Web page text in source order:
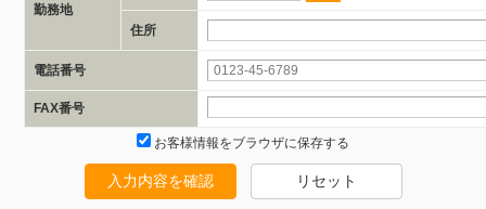
勤務地
住所
電話番号
FAX番号
お客様情報をブラウザに保存する
入力内容を確認 リセット